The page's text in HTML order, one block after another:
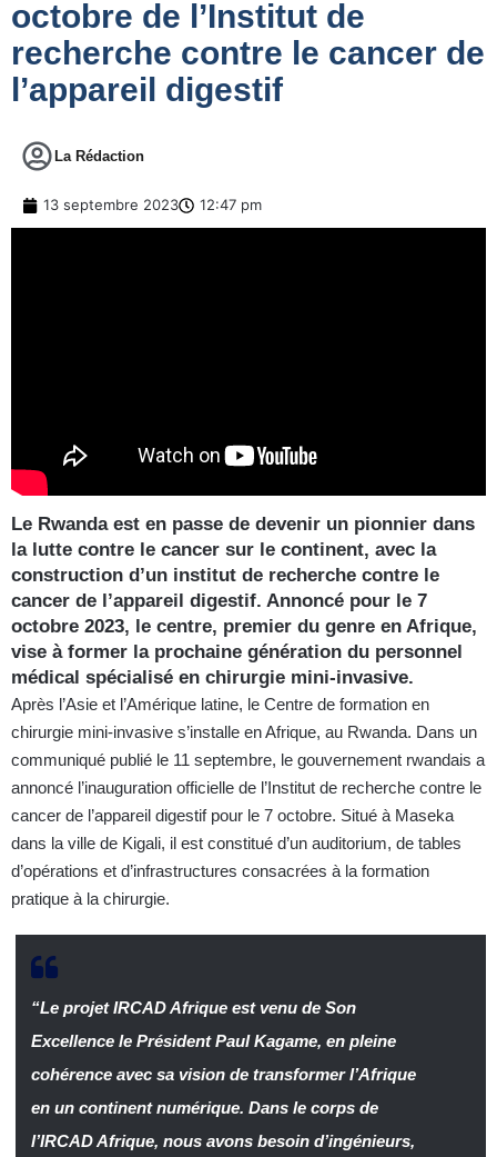
octobre de l’Institut de
recherche contre le cancer de
l’appareil digestif
La Rédaction
13 septembre 2023 12:47 pm
Le Rwanda est en passe de devenir un pionnier dans
la lutte contre le cancer sur le continent, avec la
construction d’un institut de recherche contre le
cancer de l’appareil digestif. Annoncé pour le 7
octobre 2023, le centre, premier du genre en Afrique,
vise à former la prochaine génération du personnel
médical spécialisé en chirurgie mini-invasive.
Après l’Asie et l’Amérique latine, le Centre de formation en
chirurgie mini-invasive s’installe en Afrique, au Rwanda. Dans un
communiqué publié le 11 septembre, le gouvernement rwandais a
annoncé l’inauguration officielle de l’Institut de recherche contre le
cancer de l’appareil digestif pour le 7 octobre. Situé à Maseka
dans la ville de Kigali, il est constitué d’un auditorium, de tables
d’opérations et d’infrastructures consacrées à la formation
pratique à la chirurgie.
“Le projet IRCAD Afrique est venu de Son
Excellence le Président Paul Kagame, en pleine
cohérence avec sa vision de transformer l’Afrique
en un continent numérique. Dans le corps de
l’IRCAD Afrique, nous avons besoin d’ingénieurs,